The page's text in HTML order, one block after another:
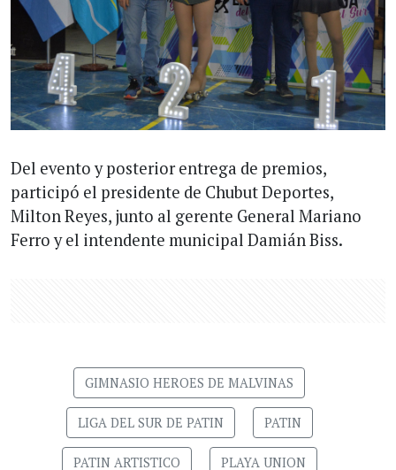
Del evento y posterior entrega de premios,
participó el presidente de Chubut Deportes,
Milton Reyes, junto al gerente General Mariano
Ferro y el intendente municipal Damián Biss.
GIMNASIO HEROES DE MALVINAS
LIGA DEL SUR DE PATIN PATIN
PATIN ARTISTICO PLAYA UNION